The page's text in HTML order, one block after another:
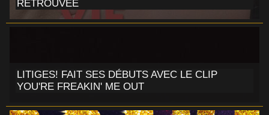
RETROUVÉE
LITIGES! FAIT SES DÉBUTS AVEC LE CLIP
YOU'RE FREAKIN' ME OUT